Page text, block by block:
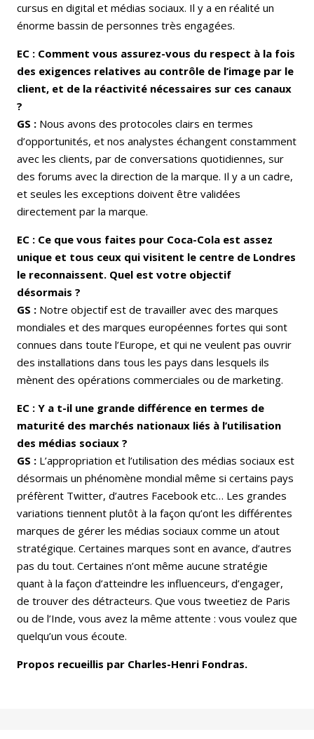
cursus en digital et médias sociaux. Il y a en réalité un
énorme bassin de personnes très engagées.
EC : Comment vous assurez-vous du respect à la fois
des exigences relatives au contrôle de l’image par le
client, et de la réactivité nécessaires sur ces canaux
?
GS : Nous avons des protocoles clairs en termes
d’opportunités, et nos analystes échangent constamment
avec les clients, par de conversations quotidiennes, sur
des forums avec la direction de la marque. Il y a un cadre,
et seules les exceptions doivent être validées
directement par la marque.
EC : Ce que vous faites pour Coca-Cola est assez
unique et tous ceux qui visitent le centre de Londres
le reconnaissent. Quel est votre objectif
désormais ?
GS : Notre objectif est de travailler avec des marques
mondiales et des marques européennes fortes qui sont
connues dans toute l’Europe, et qui ne veulent pas ouvrir
des installations dans tous les pays dans lesquels ils
mènent des opérations commerciales ou de marketing.
EC : Y a t-il une grande différence en termes de
maturité des marchés nationaux liés à l’utilisation
des médias sociaux ?
GS : L’appropriation et l’utilisation des médias sociaux est
désormais un phénomène mondial même si certains pays
préfèrent Twitter, d’autres Facebook etc… Les grandes
variations tiennent plutôt à la façon qu’ont les différentes
marques de gérer les médias sociaux comme un atout
stratégique. Certaines marques sont en avance, d’autres
pas du tout. Certaines n’ont même aucune stratégie
quant à la façon d’atteindre les influenceurs, d’engager,
de trouver des détracteurs. Que vous tweetiez de Paris
ou de l’Inde, vous avez la même attente : vous voulez que
quelqu’un vous écoute.
Propos recueillis par Charles-Henri Fondras.